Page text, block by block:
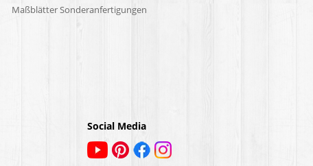
Maßblätter Sonderanfertigungen
Social Media